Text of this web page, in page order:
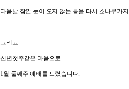
다음날 잠깐 눈이 오지 않는 틈을 타서 소나무가
그리고..
신년첫주같은 마음으로
1월 둘째주 예배를 드렸습니다.